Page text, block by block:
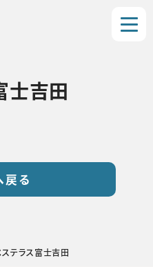
士吉田
戻る
テラス富士吉田